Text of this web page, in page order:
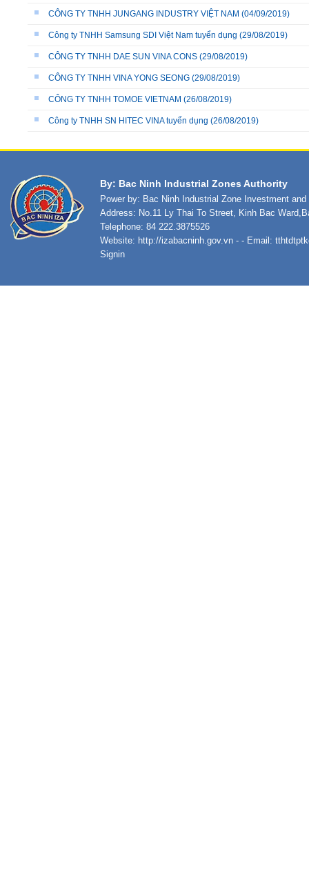
CÔNG TY TNHH JUNGANG INDUSTRY VIỆT NAM (04/09/2019)
Công ty TNHH Samsung SDI Việt Nam tuyển dụng (29/08/2019)
CÔNG TY TNHH DAE SUN VINA CONS (29/08/2019)
CÔNG TY TNHH VINA YONG SEONG (29/08/2019)
CÔNG TY TNHH TOMOE VIETNAM (26/08/2019)
Công ty TNHH SN HITEC VINA tuyển dụng (26/08/2019)
By: Bac Ninh Industrial Zones Authority
Power by: Bac Ninh Industrial Zone Investment
Address: No.11 Ly Thai To Street, Kinh Bac
Telephone: 84 222.3875526
Website: http://izabacninh.gov.vn - - Email:
Signin